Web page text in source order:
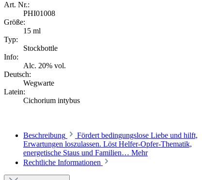
Art. Nr.:
PHI01008
Größe:
15 ml
Typ:
Stockbottle
Info:
Alc. 20% vol.
Deutsch:
Wegwarte
Latein:
Cichorium intybus
Beschreibung
Fördert bedingungslose Liebe und hilft,
Erwartungen loszulassen. Löst Helfer-Opfer-Thematik,
energetische Staus und Familien… Mehr
Rechtliche Informationen